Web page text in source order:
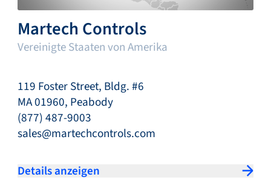
Martech Controls
Vereinigte Staaten von Amerika
119 Foster Street, Bldg. #6
MA 01960, Peabody
(877) 487-9003
sales@martechcontrols.com
Details anzeigen